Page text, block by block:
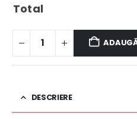
Total
DESCRIERE